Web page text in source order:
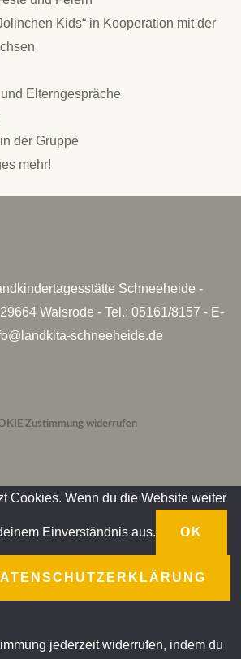
Kids“ in Kooperation mit der
Elterngespräche
der Gruppe
mehr!
Schneeheide -
Walsrode - Tel.: 05161/8157 - E-
schneeheide.de
Zustimmung widerrufen
Cookies. Wenn du die Website weiter
Einverständnis aus. OK
jederzeit widerrufen, indem du